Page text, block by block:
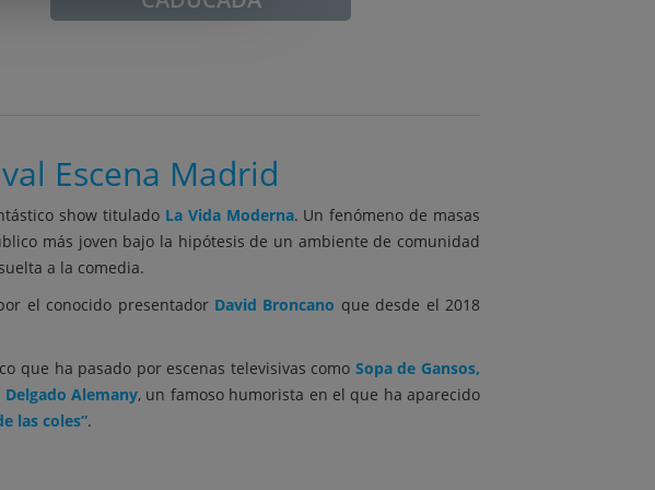
Escena Madrid
show titulado La Vida Moderna. Un fenómeno de masas
más joven bajo la hipótesis de un ambiente de comunidad
a la comedia.
el conocido presentador David Broncano que desde el 2018
que ha pasado por escenas televisivas como Sopa de Gansos,
Delgado Alemany, un famoso humorista en el que ha aparecido
las coles”.